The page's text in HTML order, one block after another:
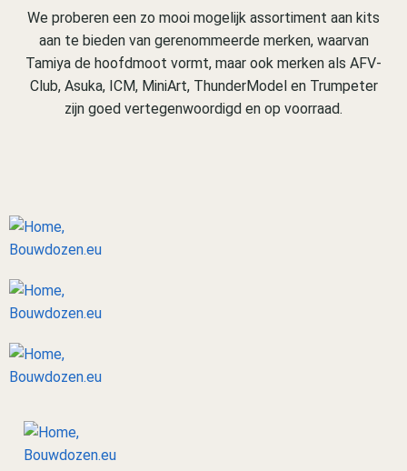
We proberen een zo mooi mogelijk assortiment aan kits
aan te bieden van gerenommeerde merken, waarvan
Tamiya de hoofdmoot vormt, maar ook merken als AFV-
Club, Asuka, ICM, MiniArt, ThunderModel en Trumpeter
zijn goed vertegenwoordigd en op voorraad.